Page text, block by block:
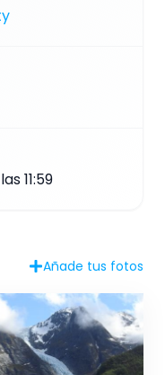
11:59
Añade tus fotos